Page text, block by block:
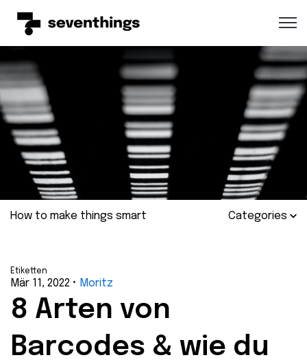
How to make things smart Categories
Etiketten
Mär 11, 2022 • Moritz
8 Arten von
Barcodes & wie du